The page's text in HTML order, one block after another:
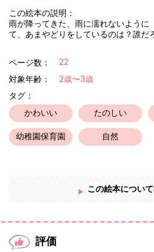
この絵本の説明：
雨が降ってきた、雨に濡れないように
て、あまやどりをしているのは？誰だ
ページ数： 22
対象年齢：
2歳〜3歳
タグ：
かわいい たのしい
幼稚園保育園 自然
この絵本につい
評価